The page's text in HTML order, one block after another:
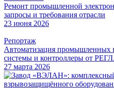
Ремонт промышленной
запросы и требования отрасли
23 июня 2026
Репортаж
Автоматизация промышленных
системы и контроллеры от
27 марта 2026